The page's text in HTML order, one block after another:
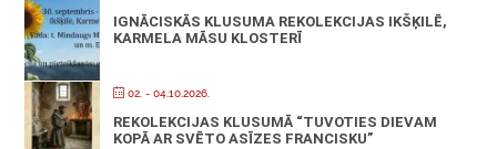
IGNĀCISKĀS KLUSUMA REKOLEKCIJAS IKŠĶILĒ,
KARMELA MĀSU KLOSTERĪ
02. - 04.10.2026.
REKOLEKCIJAS KLUSUMĀ “TUVOTIES DIEVAM
KOPĀ AR SVĒTO ASĪZES FRANCISKU”